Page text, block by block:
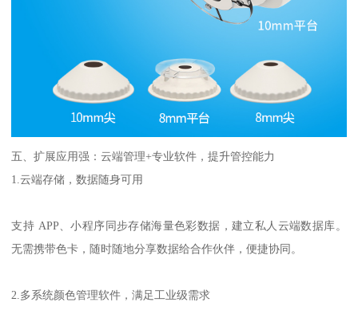
五、扩展应用强：云端管理+专业软件，提升管控能力
1.云端存储，数据随身可用
支持 APP 、小程序同步存储海量色彩数据，建立私人云端数据库。
无需携带色卡，随时随地分享数据给合作伙伴，便捷协同。
2. 多系统颜色管理软件，满足工业级需求